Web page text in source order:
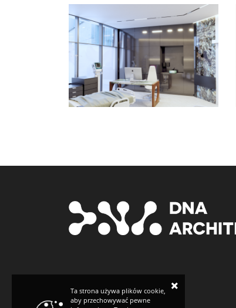
Ta strona używa plików cookie,
aby przechowywać pewne
×